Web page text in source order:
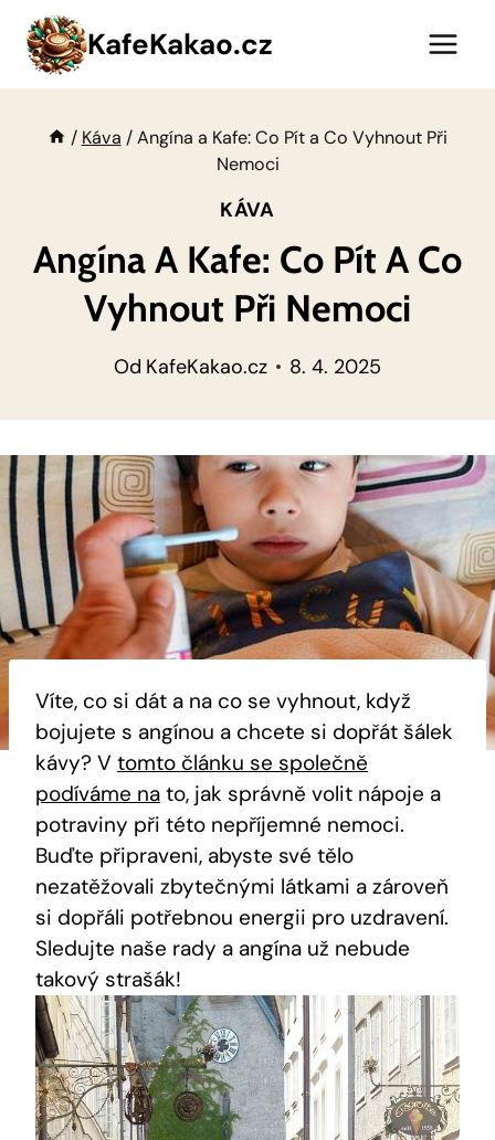
Přeskočit
obsah
KafeKakao.cz
/ Káva / Angína a Kafe: Co Pít a Co Vyhnout Při
Nemoci
KÁVA
Angína A Kafe: Co Pít A Co
Vyhnout Při Nemoci
Od KafeKakao.cz 8. 4. 2025
Víte, co si dát a na co se vyhnout, když
bojujete s angínou a chcete si dopřát šálek
kávy? V tomto článku se společně
podíváme na to, jak správně volit nápoje a
potraviny při této nepříjemné nemoci.
Buďte připraveni, abyste své tělo
nezatěžovali zbytečnými látkami a zároveň
si dopřáli potřebnou energii pro uzdravení.
Sledujte naše rady a angína už nebude
takový strašák!